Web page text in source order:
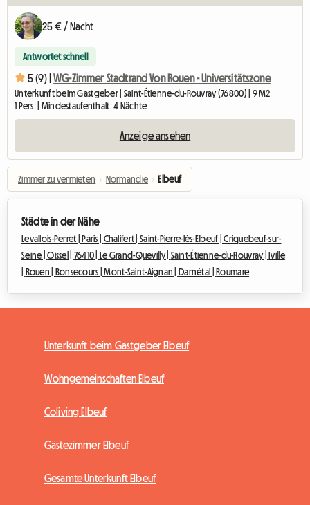
25 € / Nacht
Antwortet schnell
5 (9) | WG-Zimmer Stadtrand Von Rouen - Universitätszone
Unterkunft beim Gastgeber | Saint-Étienne-du-Rouvray (76800) | 9 M2
1 Pers. | Mindestaufenthalt: 4 Nächte
Anzeige ansehen
Zimmer zu vermieten › Normandie › Elbeuf
Städte in der Nähe
Levallois-Perret |Paris | Chalifert | Saint-Pierre-lès-Elbeuf |Criquebeuf-sur-
Seine |Oissel | 76410 |Le Grand-Quevilly | Saint-Étienne-du-Rouvray |Iville
Rouen | Bonsecours |Mont-Saint-Aignan |Darnétal |Roumare
Unterkunft beim Gastgeber Elbeuf
Wohngemeinschaften Elbeuf
Coliving Elbeuf
Gästezimmer Elbeuf
Gesamte Unterkunft Elbeuf